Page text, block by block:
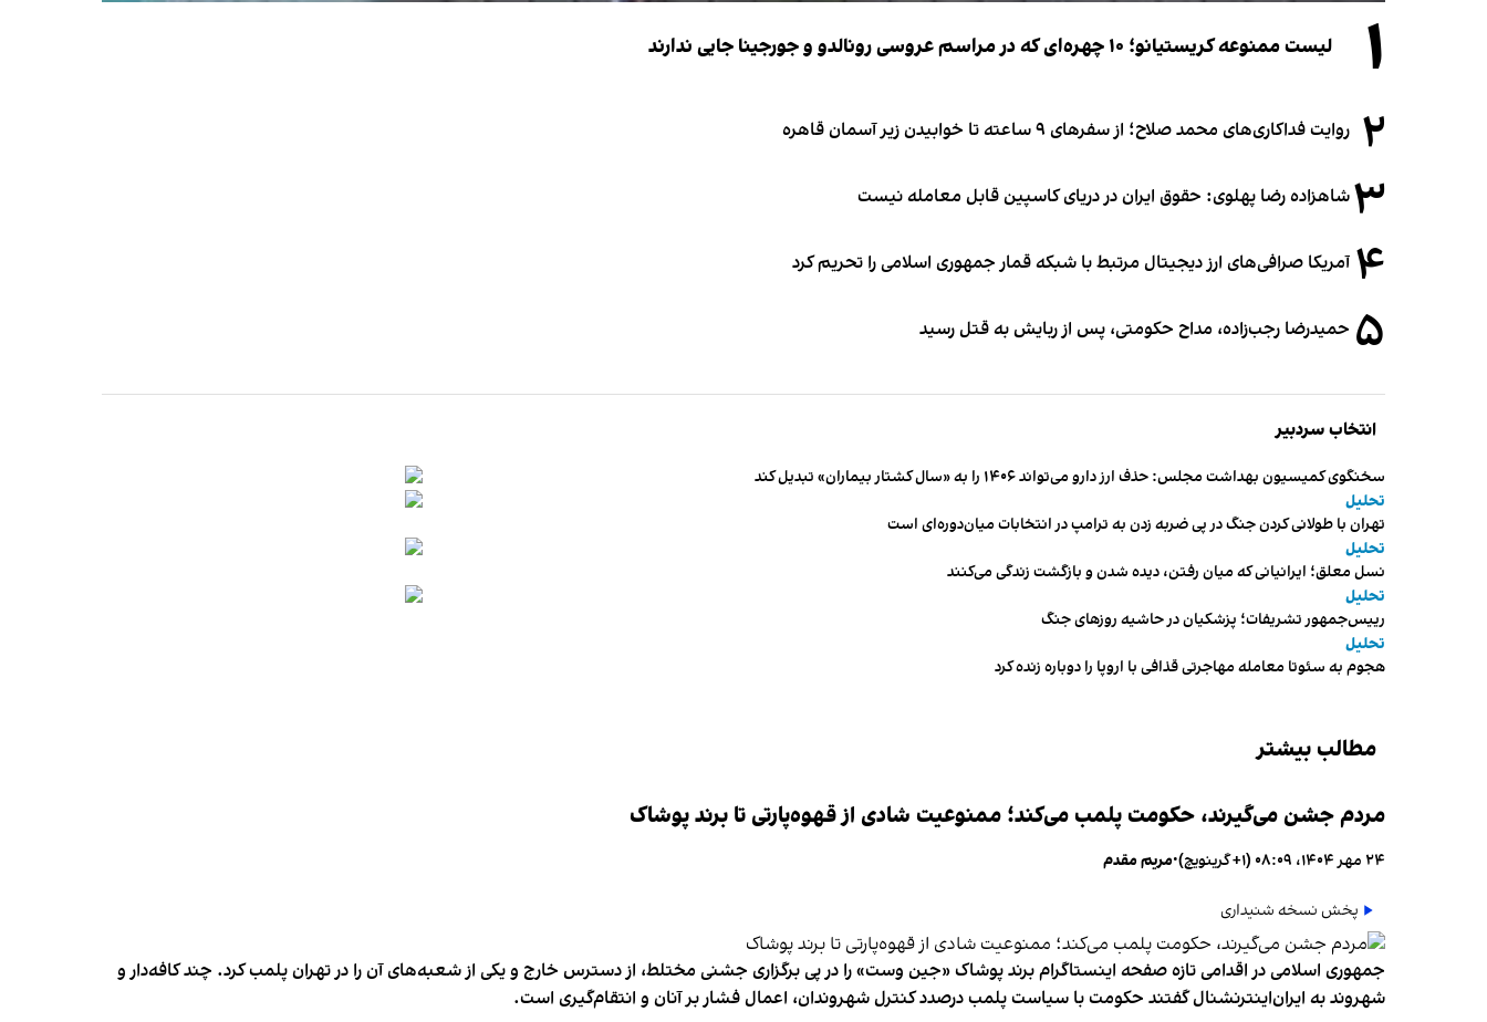
۱ لیست ممنوعه کریستیانو؛ ۱۰ چهره‌ای که در مراسم عروسی رونالدو و جورجینا جایی ندارند
۲ روایت فداکاری‌های محمد صلاح؛ از سفرهای ۹ ساعته تا خوابیدن زیر آسمان قاهره
۳شاهزاده رضا پهلوی: حقوق ایران در دریای کاسپین قابل معامله نیست
۴ آمریکا صرافی‌های ارز دیجیتال مرتبط با شبکه قمار جمهوری اسلامی را تحریم کرد
۵ حمیدرضا رجب‌زاده، مداح حکومتی، پس از ربایش به قتل رسید
انتخاب سردبیر
سخنگوی کمیسیون بهداشت مجلس: حذف ارز دارو می‌تواند ۱۴۰۶ را به «سال کشتار بیماران» تبدیل کند
تحلیل
تهران با طولانی کردن جنگ در پی ضربه زدن به ترامپ در انتخابات میان‌دوره‌ای است
تحلیل
نسل معلق؛ ایرانیانی که میان رفتن، دیده شدن و بازگشت زندگی می‌کنند
تحلیل
رییس‌جمهور تشریفات؛ پزشکیان در حاشیه روزهای جنگ
تحلیل
هجوم به سئوتا معامله مهاجرتی قذافی با اروپا را دوباره زنده کرد
مطالب بیشتر
مردم جشن می‌گیرند، حکومت پلمب می‌کند؛ ممنوعیت شادی از قهوه‌پارتی تا برند پوشاک
۲۴ مهر ۱۴۰۴، ۰۸:۰۹ (‎+۱ گرینویچ) •مریم مقدم
پخش نسخه شنیداری
جمهوری اسلامی در اقدامی تازه صفحه اینستاگرام برند پوشاک «جین وست» را در پی برگزاری جشنی مختلط، از دسترس خارج و یکی از شعبه‌های آن را در تهران پلمب کرد. چند کافه‌‌دار و
شهروند به ایران‌اینترنشنال گفتند حکومت با سیاست پلمب درصدد کنترل شهروندان، اعمال فشار بر آنان و انتقام‌گیری است.